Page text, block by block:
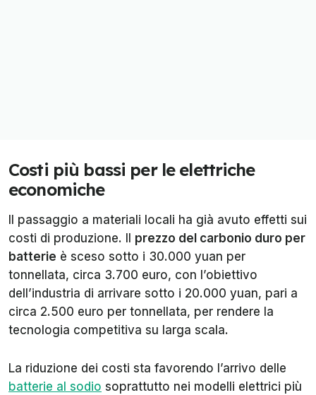
Costi più bassi per le elettriche
economiche
Il passaggio a materiali locali ha già avuto effetti sui
costi di produzione. Il prezzo del carbonio duro per
batterie è sceso sotto i 30.000 yuan per
tonnellata, circa 3.700 euro, con l’obiettivo
dell’industria di arrivare sotto i 20.000 yuan, pari a
circa 2.500 euro per tonnellata, per rendere la
tecnologia competitiva su larga scala.
La riduzione dei costi sta favorendo l’arrivo delle
batterie al sodio soprattutto nei modelli elettrici più